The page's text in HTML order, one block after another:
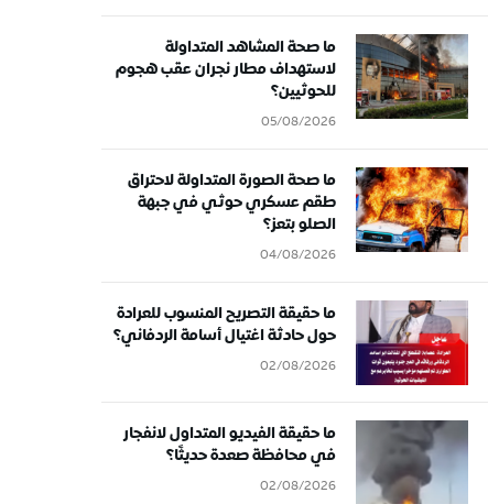
ما صحة المشاهد المتداولة
لاستهداف مطار نجران عقب هجوم
للحوثيين؟
05/08/2026
ما صحة الصورة المتداولة لاحتراق
طقم عسكري حوثي في جبهة
الصلو بتعز؟
04/08/2026
ما حقيقة التصريح المنسوب للعرادة
حول حادثة اغتيال أسامة الردفاني؟
02/08/2026
ما حقيقة الفيديو المتداول لانفجار
في محافظة صعدة حديثًا؟
02/08/2026